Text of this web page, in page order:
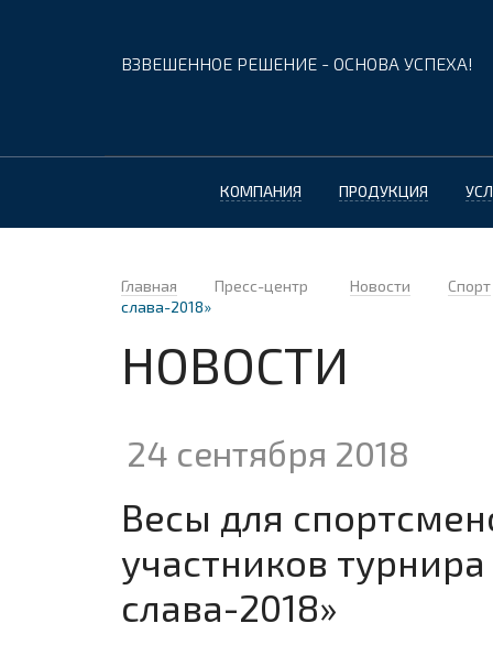
ВЗВЕШЕННОЕ РЕШЕНИЕ - ОСНОВА УСПЕХА!
КОМПАНИЯ ПРОДУКЦИЯ
Главная Пресс-центр Новости
Спорт
слава-2018»
НОВОСТИ
24 сентября 2018
Весы для
участников
слава-2018»